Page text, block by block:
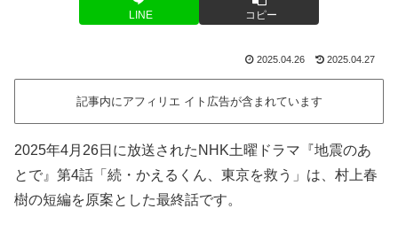
LINE コピー
2025.04.26 2025.04.27
記事内にアフィリエ イト広告が含まれています
2025年4月26日に放送されたNHK土曜ドラマ『地震のあ
とで』第4話「続・かえるくん、東京を救う」は、村上春
樹の短編を原案とした最終話です。